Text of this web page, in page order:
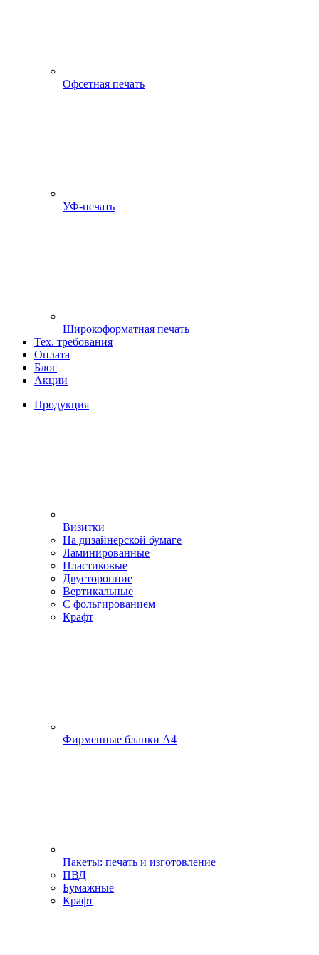
Офсетная печать
УФ-печать
Широкоформатная печать
Тех. требования
Оплата
Блог
Акции
Продукция
Визитки
На дизайнерской бумаге
Ламинированные
Пластиковые
Двусторонние
Вертикальные
С фольгированием
Крафт
Фирменные бланки А4
Пакеты: печать и изготовление
ПВД
Бумажные
Крафт